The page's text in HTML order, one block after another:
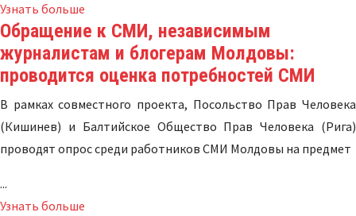
Узнать больше
Обращение к СМИ, независимым
журналистам и блогерам Молдовы:
проводится оценка потребностей СМИ
В рамках совместного проекта, Посольство Прав Человека
(Кишинев) и Балтийское Общество Прав Человека (Рига)
проводят опрос среди работников СМИ Молдовы на предмет
...
Узнать больше